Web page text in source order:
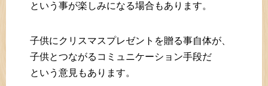
という事が楽しみになる場合もあります。
子供にクリスマスプレゼントを贈る事自体が、
子供とつながるコミュニケーション手段だ
という意見もあります。